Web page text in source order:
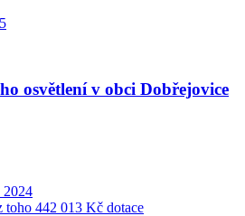
osvětlení v obci Dobřejovice
2024
442 013 Kč dotace